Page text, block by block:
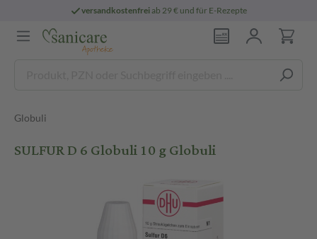
versandkostenfreiab 29 € und für E-Rezepte
Globuli
SULFUR D 6 Globuli 10 g Globuli